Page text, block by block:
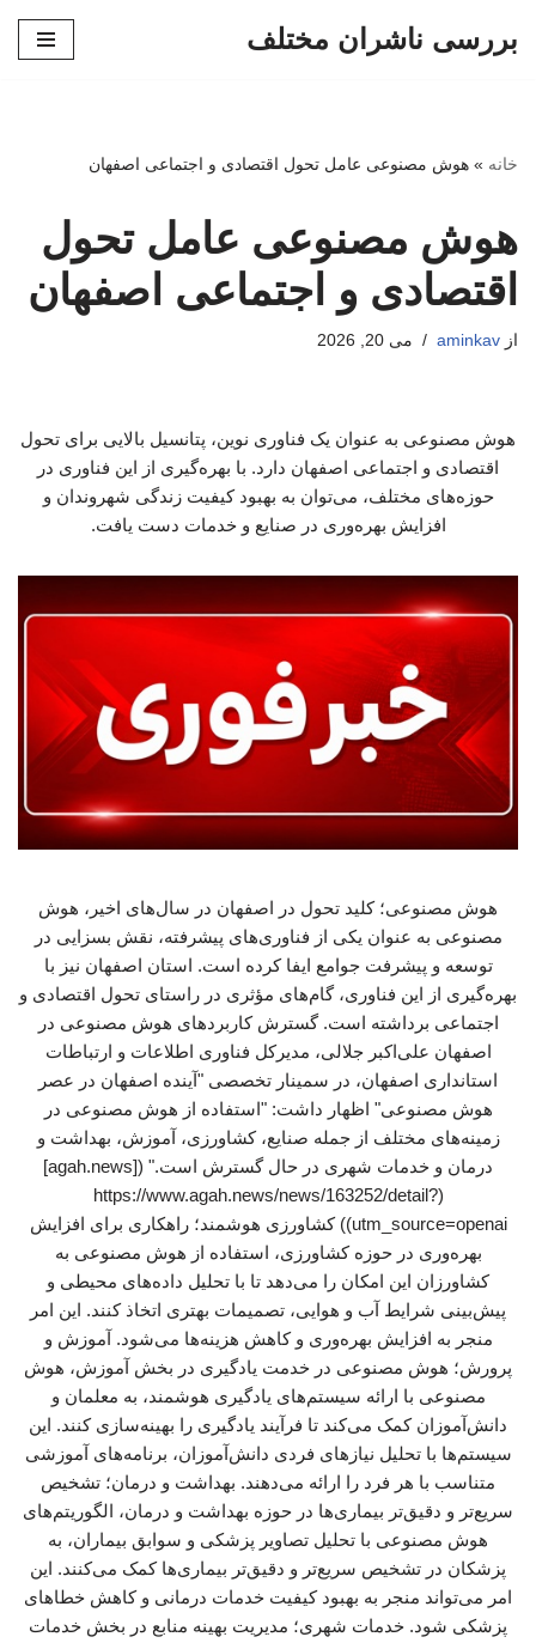
بررسی ناشران مختلف
خانه » هوش مصنوعی عامل تحول اقتصادی و اجتماعی اصفهان
هوش مصنوعی عامل تحول
اقتصادی و اجتماعی اصفهان
از aminkav می 20, 2026
هوش مصنوعی به عنوان یک فناوری نوین، پتانسیل بالایی برای تحول
اقتصادی و اجتماعی اصفهان دارد. با بهره‌گیری از این فناوری در
حوزه‌های مختلف، می‌توان به بهبود کیفیت زندگی شهروندان و
افزایش بهره‌وری در صنایع و خدمات دست یافت.
هوش مصنوعی؛ کلید تحول در اصفهان در سال‌های اخیر، هوش
مصنوعی به عنوان یکی از فناوری‌های پیشرفته، نقش بسزایی در
توسعه و پیشرفت جوامع ایفا کرده است. استان اصفهان نیز با
بهره‌گیری از این فناوری، گام‌های مؤثری در راستای تحول اقتصادی و
اجتماعی برداشته است. گسترش کاربردهای هوش مصنوعی در
اصفهان علی‌اکبر جلالی، مدیرکل فناوری اطلاعات و ارتباطات
استانداری اصفهان، در سمینار تخصصی "آینده اصفهان در عصر
هوش مصنوعی" اظهار داشت: "استفاده از هوش مصنوعی در
زمینه‌های مختلف از جمله صنایع، کشاورزی، آموزش، بهداشت و
درمان و خدمات شهری در حال گسترش است." ([agah.news]
(https://www.agah.news/news/163252/detail?
utm_source=openai)) کشاورزی هوشمند؛ راهکاری برای افزایش
بهره‌وری در حوزه کشاورزی، استفاده از هوش مصنوعی به
کشاورزان این امکان را می‌دهد تا با تحلیل داده‌های محیطی و
پیش‌بینی شرایط آب و هوایی، تصمیمات بهتری اتخاذ کنند. این امر
منجر به افزایش بهره‌وری و کاهش هزینه‌ها می‌شود. آموزش و
پرورش؛ هوش مصنوعی در خدمت یادگیری در بخش آموزش، هوش
مصنوعی با ارائه سیستم‌های یادگیری هوشمند، به معلمان و
دانش‌آموزان کمک می‌کند تا فرآیند یادگیری را بهینه‌سازی کنند. این
سیستم‌ها با تحلیل نیازهای فردی دانش‌آموزان، برنامه‌های آموزشی
متناسب با هر فرد را ارائه می‌دهند. بهداشت و درمان؛ تشخیص
سریع‌تر و دقیق‌تر بیماری‌ها در حوزه بهداشت و درمان، الگوریتم‌های
هوش مصنوعی با تحلیل تصاویر پزشکی و سوابق بیماران، به
پزشکان در تشخیص سریع‌تر و دقیق‌تر بیماری‌ها کمک می‌کنند. این
امر می‌تواند منجر به بهبود کیفیت خدمات درمانی و کاهش خطاهای
پزشکی شود. خدمات شهری؛ مدیریت بهینه منابع در بخش خدمات